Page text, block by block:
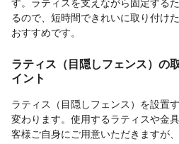
るので、短時間できれいに取り付け
おすすめです。
ラティス（目隠しフェンス）の
イント
ラティス（目隠しフェンス）を設置
変わります。使用するラティスや金
客様ご自身にご用意いただきますが